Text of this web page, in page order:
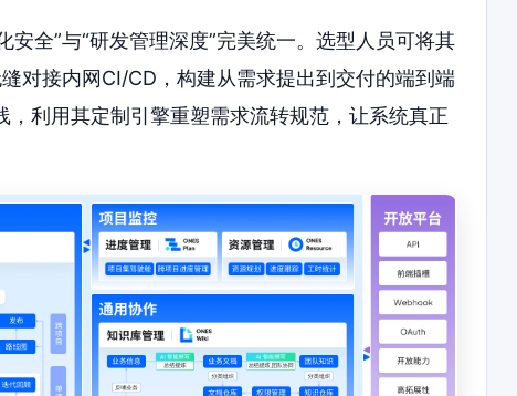
安全”与“研发管理深度”完美统一。选型人员可将其
对接内网CI/CD，构建从需求提出到交付的端到端
利用其定制引擎重塑需求流转规范，让系统真正